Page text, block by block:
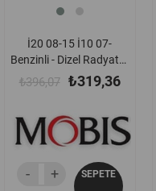
İ20 08-15 İ10 07-
Benzinli - Dizel Radyatör
Üst Bağlantı Ayağı
Büyük - 253331j050
₺319,36
₺396,07
SEPETE